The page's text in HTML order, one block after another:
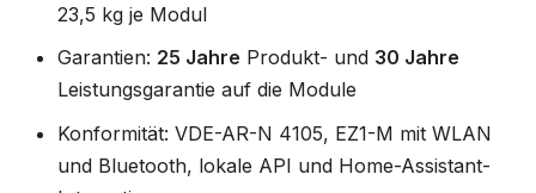
23,5 kg je Modul
Garantien: 25 Jahre Produkt- und 30 Jahre
Leistungsgarantie auf die Module
Konformität: VDE-AR-N 4105, EZ1-M mit WLAN
und Bluetooth, lokale API und Home-Assistant-